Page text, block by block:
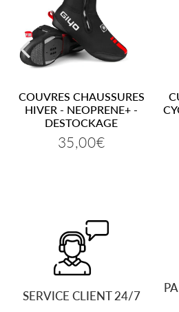
COUVRES CHAUSSURES
HIVER - NEOPRENE+ -
DESTOCKAGE
Prix
35,00€
SERVICE CLIENT 24/7